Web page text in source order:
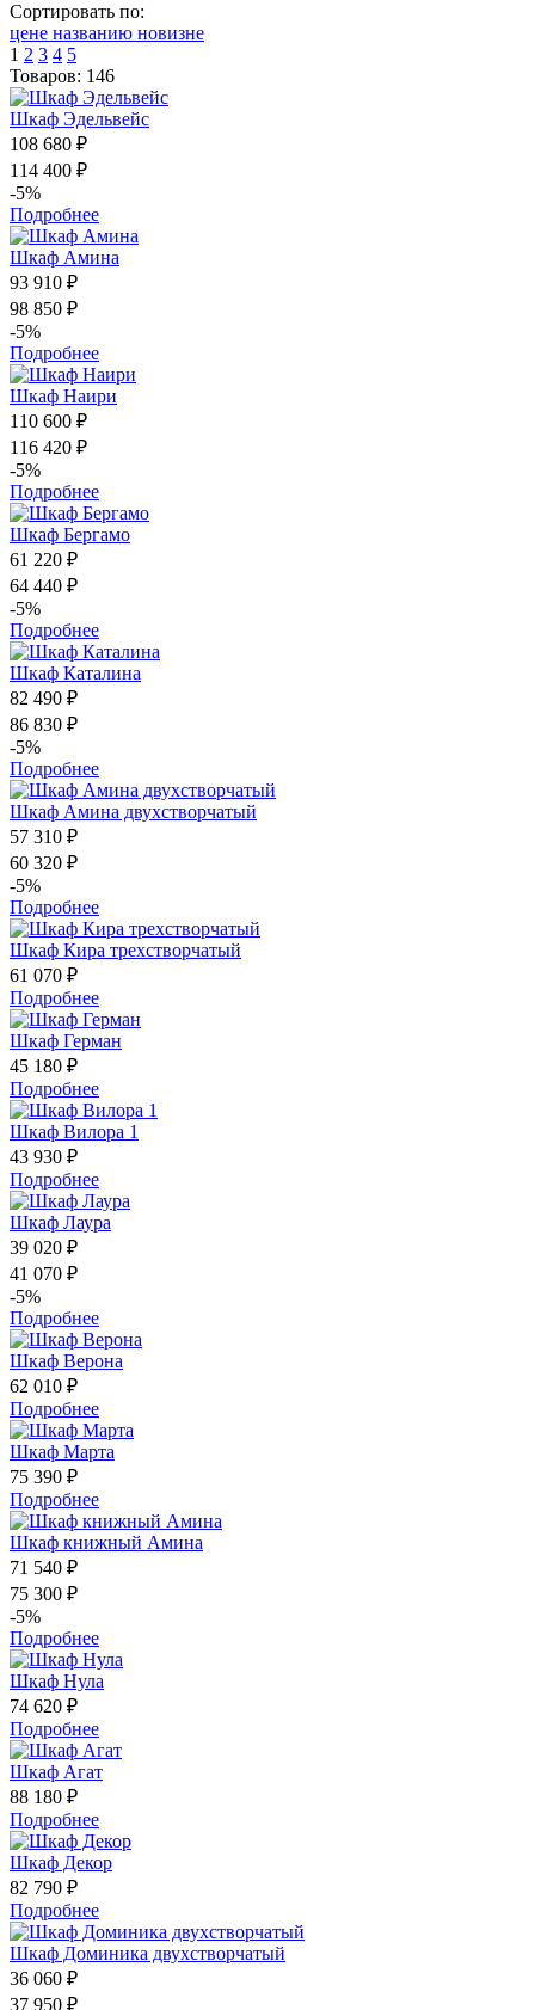
Сортировать по:
цене названию новизне
1 2 3 4 5
Товаров: 146
Шкаф Эдельвейс
108 680 ₽
114 400 ₽
-5%
Подробнее
Шкаф Амина
93 910 ₽
98 850 ₽
-5%
Подробнее
Шкаф Наири
110 600 ₽
116 420 ₽
-5%
Подробнее
Шкаф Бергамо
61 220 ₽
64 440 ₽
-5%
Подробнее
Шкаф Каталина
82 490 ₽
86 830 ₽
-5%
Подробнее
Шкаф Амина двухстворчатый
57 310 ₽
60 320 ₽
-5%
Подробнее
Шкаф Кира трехстворчатый
61 070 ₽
Подробнее
Шкаф Герман
45 180 ₽
Подробнее
Шкаф Вилора 1
43 930 ₽
Подробнее
Шкаф Лаура
39 020 ₽
41 070 ₽
-5%
Подробнее
Шкаф Верона
62 010 ₽
Подробнее
Шкаф Марта
75 390 ₽
Подробнее
Шкаф книжный Амина
71 540 ₽
75 300 ₽
-5%
Подробнее
Шкаф Нула
74 620 ₽
Подробнее
Шкаф Агат
88 180 ₽
Подробнее
Шкаф Декор
82 790 ₽
Подробнее
Шкаф Доминика двухстворчатый
36 060 ₽
37 950 ₽